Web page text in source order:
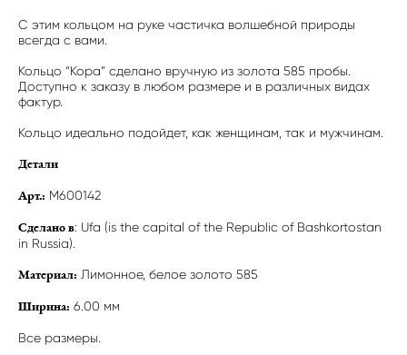
С этим кольцом на руке частичка волшебной природы
всегда с вами.
Кольцо “Кора” сделано вручную из золота 585 пробы.
Доступно к заказу в любом размере и в различных видах
фактур.
Кольцо идеально подойдет, как женщинам, так и мужчинам.
Детали
Арт.: M600142
Сделано в: Ufa (is the capital of the Republic of Bashkortostan
in Russia).
Материал: Лимонное, белое золото 585
Ширина: 6.00 мм
Все размеры.